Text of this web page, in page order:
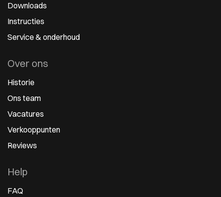
Downloads
Instructies
Service & onderhoud
Over ons
Historie
Ons team
Vacatures
Verkooppunten
Reviews
Help
FAQ